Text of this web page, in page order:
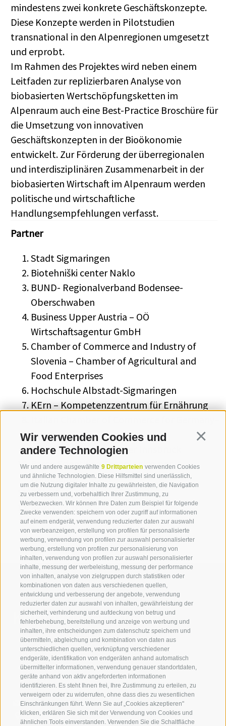
Wir verwenden Cookies und
andere Technologien
Wir und andere ausgewählte 9 Drittparteien verwenden Cookies
und ähnliche Technologien. Diese Hilfsmittel sind unerlässlich,
um die Nutzung digitaler Inhalte zu gewährleisten, die Navigation
zu verbessern und, vorbehaltlich Ihrer Zustimmung, zu
Werbezwecken. Wir können Ihre Daten zum Beispiel für folgende
Zwecke verwenden: speichern von oder zugriff auf informationen
auf einem endgerät, verwendung reduzierter daten zur auswahl
von werbeanzeigen, erstellung von profilen für personalisierte
werbung, verwendung von profilen zur auswahl personalisierter
werbung, erstellung von profilen zur personalisierung von
inhalten, verwendung von profilen zur auswahl personalisierter
inhalte, messung der werbeleistung, messung der performance
von inhalten, analyse von zielgruppen durch statistiken oder
kombinationen von daten aus verschiedenen quellen,
entwicklung und verbesserung der angebote, verwendung
reduzierter daten zur auswahl von inhalten, gewährleistung der
sicherheit, verhinderung und aufdeckung von betrug und
fehlerbehebung, bereitstellung und anzeige von werbung und
inhalten, ihre entscheidungen zum datenschutz speichern und
übermitteln, abgleichung und kombination von daten aus
unterschiedlichen quellen, verknüpfung verschiedener
endgeräte, identifikation von endgeräten anhand automatisch
übermittelter informationen, verwendung genauer standortdaten,
geräte anhand von aktiv angeforderten informationen
identifizieren. Es steht Ihnen frei, Ihre Zustimmung zu erteilen, zu
verweigern oder zu widerrufen, ohne dass dies zu wesentlichen
Einschränkungen führt. Wenn Sie auf „Cookies akzeptieren"
klicken, erklären Sie sich mit der Verwendung von Cookies und
ähnlichen Tools einverstanden. Verwenden Sie die Schaltfläche
mindestens zwei konkrete Geschäftskonzepte.
Diese Konzepte werden in Pilotstudien
transnational in den Alpenregionen umgesetzt
und erprobt.
Im Rahmen des Projektes wird neben einem
Leitfaden zur replizierbaren Analyse von
biobasierten Wertschöpfungsketten im
Alpenraum auch eine Best-Practice Broschüre für
die Umsetzung von innovativen
Geschäftskonzepten in der Bioökonomie
entwickelt. Zur Förderung der überregionalen
und interdisziplinären Zusammenarbeit in der
biobasierten Wirtschaft im Alpenraum werden
politische und wirtschaftliche
Handlungsempfehlungen verfasst.
Partner
Stadt Sigmaringen
Biotehniški center Naklo
BUND- Regionalverband Bodensee-
Oberschwaben
Business Upper Austria – OÖ
Wirtschaftsagentur GmbH
Chamber of Commerce and Industry of
Slovenia – Chamber of Agricultural and
Food Enterprises
Hochschule Albstadt-Sigmaringen
KErn – Kompetenzzentrum für Ernährung
Office of Milan
MCI Management Center Innsbruck
Parco Scientifico Tecnologico per
l'Ambiente
Pôle de compétitivité Terralia
Regio Im Walgau
Kontaktieren Sie uns
IDM Südtirol - Alto Adige
+39 0471 094 000
info[at]idm-suedtirol.com
idm[at]pec.idm-suedtirol.com
SCHREIBEN SIE UNS!
HIER FINDEN SIE UNS